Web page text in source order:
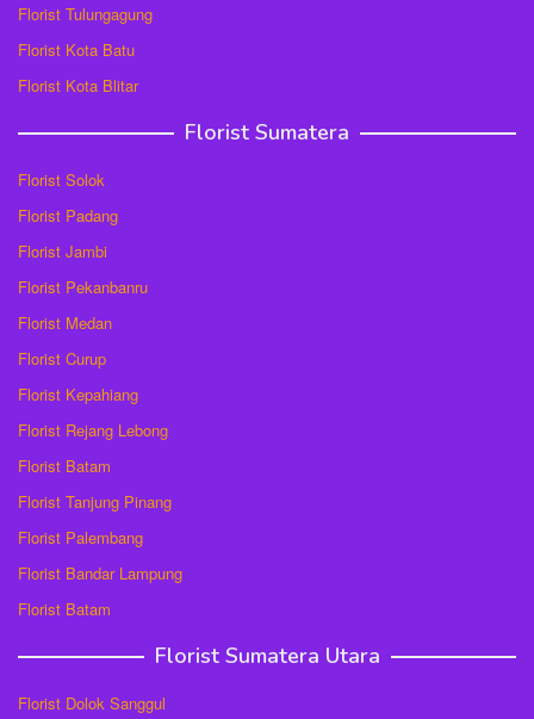
Florist Tulungagung
Florist Kota Batu
Florist Kota Blitar
Florist Sumatera
Florist Solok
Florist Padang
Florist Jambi
Florist Pekanbanru
Florist Medan
Florist Curup
Florist Kepahiang
Florist Rejang Lebong
Florist Batam
Florist Tanjung Pinang
Florist Palembang
Florist Bandar Lampung
Florist Batam
Florist Sumatera Utara
Florist Dolok Sanggul